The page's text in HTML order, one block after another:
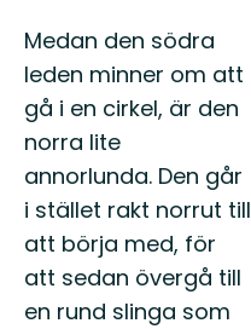
Medan den södra
leden minner om att
gå i en cirkel, är den
norra lite
annorlunda. Den går
i stället rakt norrut till
att börja med, för
att sedan övergå till
en rund slinga som